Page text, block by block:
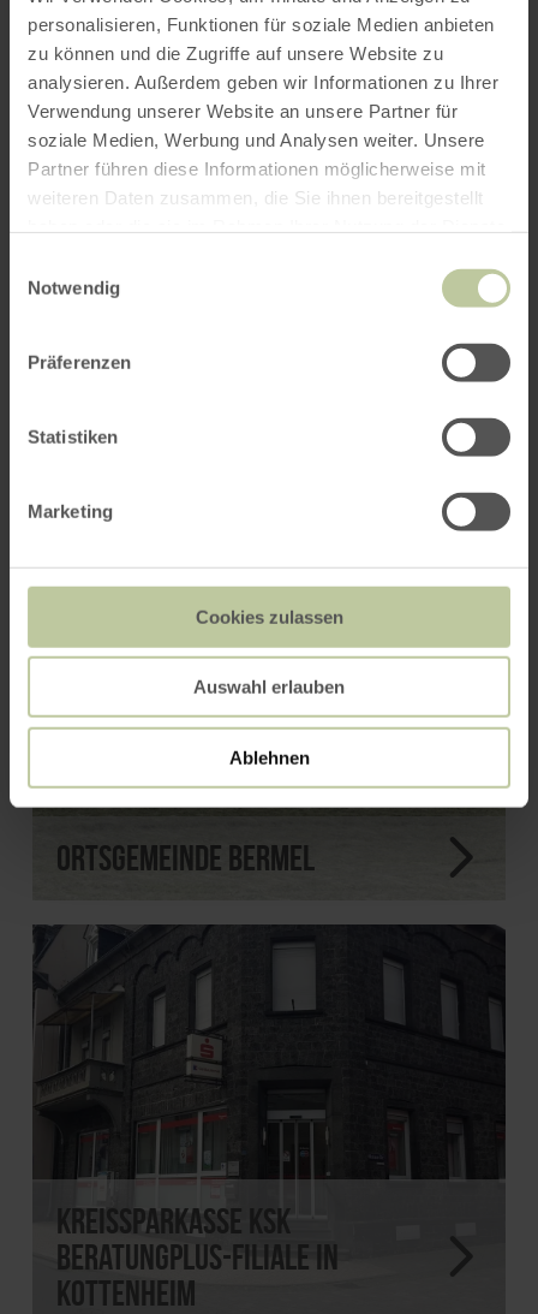
personalisieren, Funktionen für soziale Medien anbieten
zu können und die Zugriffe auf unsere Website zu
analysieren. Außerdem geben wir Informationen zu Ihrer
Verwendung unserer Website an unsere Partner für
soziale Medien, Werbung und Analysen weiter. Unsere
Partner führen diese Informationen möglicherweise mit
weiteren Daten zusammen, die Sie ihnen bereitgestellt
Notwendig
Präferenzen
Statistiken
Marketing
Cookies zulassen
Auswahl erlauben
Ablehnen
Vertrek vanuit:
Dat kan ook interessant zijn
voor u
Ortsgemeinde Bermel
Kreissparkasse KSK
BeratungPlus-Filiale in
Kottenheim